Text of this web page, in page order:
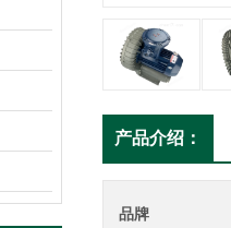
产品介绍：
品牌